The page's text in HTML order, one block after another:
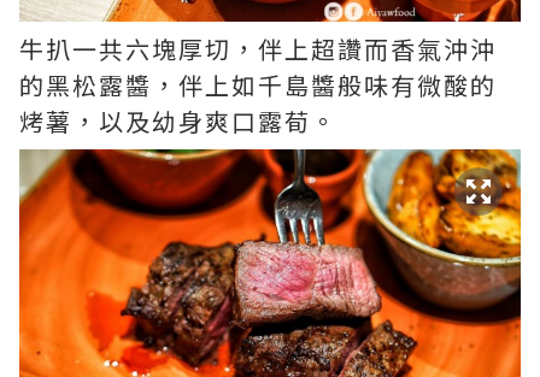
牛扒一共六塊厚切，伴上超讚而香氣沖沖
的黑松露醬，伴上如千島醬般味有微酸的
烤薯，以及幼身爽口露荀。